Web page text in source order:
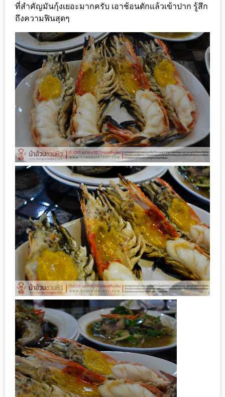
หมู
กระทะ
&
ทะเล
เผา
เชียงใหม่
งบ
ไม่
บาน
ปลาย
ไม่
เกิน
300
เกี่ยว
กับ
เว็บ
น้า
อ้วน
ชวน
หิว
เจ้าของ
ร้าน
แนะนำ
ร้าน
เพื่อน
ที่สำคัญมันกุ้งเยอะมากครับ เอาช้อนตักแล้วเข้าปาก รู้สึก
ถึงความฟินสุดๆ